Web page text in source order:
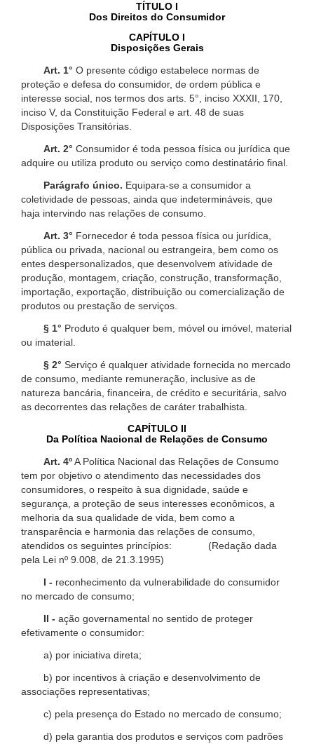
TÍTULO I
Dos Direitos do Consumidor
CAPÍTULO I
Disposições Gerais
Art. 1° O presente código estabelece normas de
proteção e defesa do consumidor, de ordem pública e
interesse social, nos termos dos arts. 5°, inciso XXXII, 170,
inciso V, da Constituição Federal e art. 48 de suas
Disposições Transitórias.
Art. 2° Consumidor é toda pessoa física ou jurídica que
adquire ou utiliza produto ou serviço como destinatário final.
Parágrafo único. Equipara-se a consumidor a
coletividade de pessoas, ainda que indetermináveis, que
haja intervindo nas relações de consumo.
Art. 3° Fornecedor é toda pessoa física ou jurídica,
pública ou privada, nacional ou estrangeira, bem como os
entes despersonalizados, que desenvolvem atividade de
produção, montagem, criação, construção, transformação,
importação, exportação, distribuição ou comercialização de
produtos ou prestação de serviços.
§ 1° Produto é qualquer bem, móvel ou imóvel, material
ou imaterial.
§ 2° Serviço é qualquer atividade fornecida no mercado
de consumo, mediante remuneração, inclusive as de
natureza bancária, financeira, de crédito e securitária, salvo
as decorrentes das relações de caráter trabalhista.
CAPÍTULO II
Da Política Nacional de Relações de Consumo
Art. 4ºA Política Nacional das Relações de Consumo
tem por objetivo o atendimento das necessidades dos
consumidores, o respeito à sua dignidade, saúde e
segurança, a proteção de seus interesses econômicos, a
melhoria da sua qualidade de vida, bem como a
transparência e harmonia das relações de consumo,
atendidos os seguintes princípios: (Redação dada
pela Lei nº 9.008, de 21.3.1995)
I - reconhecimento da vulnerabilidade do consumidor
no mercado de consumo;
II - ação governamental no sentido de proteger
efetivamente o consumidor:
a) por iniciativa direta;
b) por incentivos à criação e desenvolvimento de
associações representativas;
c) pela presença do Estado no mercado de consumo;
d) pela garantia dos produtos e serviços com padrões